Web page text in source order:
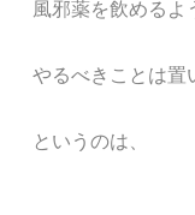
風邪薬を飲めるよ
やるべきことは置
というのは、